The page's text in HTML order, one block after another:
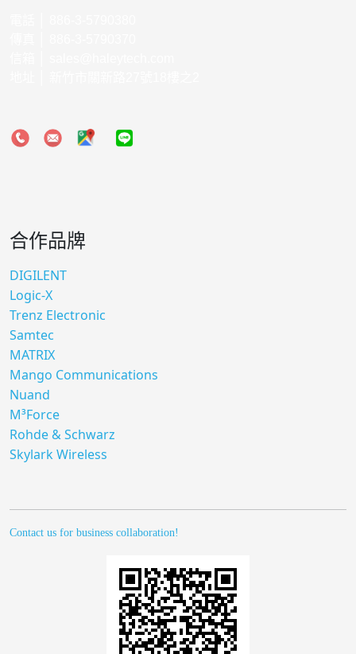
合作品牌
DIGILENT
Logic-X
Trenz Electronic
Samtec
MATRIX
Mango Communications
Nuand
M³Force
Rohde & Schwarz
Skylark Wireless
Contact us for business collaboration!